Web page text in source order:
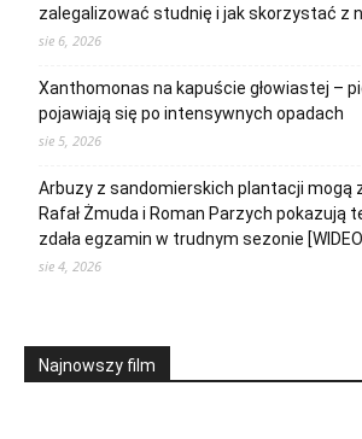
zalegalizować studnię i jak skorzystać z
sie 6, 2026
Xanthomonas na kapuście głowiastej –
pojawiają się po intensywnych opadach
sie 5, 2026
Arbuzy z sandomierskich plantacji mogą
Rafał Żmuda i Roman Parzych pokazują
zdała egzamin w trudnym sezonie
sie 4, 2026
Najnowszy film